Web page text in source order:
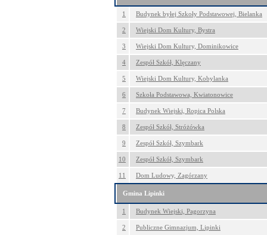
1 Budynek byłej Szkoły Podstawowej, Bielanka
2 Wiejski Dom Kultury, Bystra
3 Wiejski Dom Kultury, Dominikowice
4 Zespół Szkół, Klęczany
5 Wiejski Dom Kultury, Kobylanka
6 Szkoła Podstawowa, Kwiatonowice
7 Budynek Wiejski, Ropica Polska
8 Zespół Szkół, Stróżówka
9 Zespół Szkół, Szymbark
10 Zespół Szkół, Szymbark
11 Dom Ludowy, Zagórzany
Gmina Lipinki
1 Budynek Wiejski, Pagorzyna
2 Publiczne Gimnazjum, Lipinki